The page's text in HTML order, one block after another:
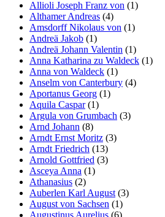
Allioli Joseph Franz von (1)
Althamer Andreas (4)
Amsdorff Nikolaus von (1)
Andreä Jakob (1)
Andreä Johann Valentin (1)
Anna Katharina zu Waldeck (1)
Anna von Waldeck (1)
Anselm von Canterbury (4)
Aportanus Georg (1)
Aquila Caspar(1)
Argula von Grumbach (3)
Arnd Johann (8)
Arndt Ernst Moritz (3)
Arndt Friedrich (13)
Arnold Gottfried (3)
Asceya Anna (1)
Athanasius (2)
Auberlen Karl August (3)
August von Sachsen (1)
Augustinus Aurelius (6)